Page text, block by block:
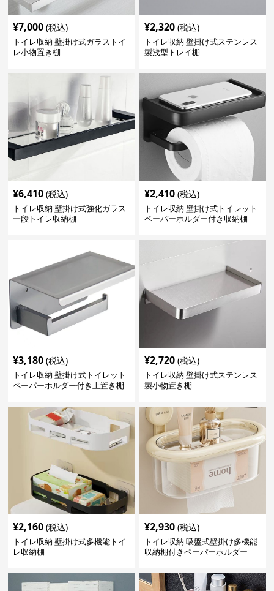
¥7,000 (税込)
トイレ収納 壁掛け式ガラストイ
レ小物置き棚
¥2,320 (税込)
トイレ収納 壁掛け式ステンレス
製浅型トレイ棚
¥6,410 (税込)
トイレ収納 壁掛け式強化ガラス
一段トイレ収納棚
¥2,410 (税込)
トイレ収納 壁掛け式トイレット
ペーパーホルダー付き収納棚
¥3,180 (税込)
トイレ収納 壁掛け式トイレット
ペーパーホルダー付き上置き棚
¥2,720 (税込)
トイレ収納 壁掛け式ステンレス
製小物置き棚
¥2,160 (税込)
トイレ収納 壁掛け式多機能トイ
レ収納棚
¥2,930 (税込)
トイレ収納 吸盤式壁掛け多機能
収納棚付きペーパーホルダー